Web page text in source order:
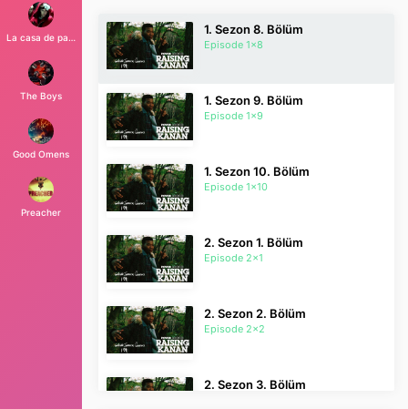
La casa de papel
The Boys
Good Omens
Preacher
1. Sezon 8. Bölüm
Episode 1x8
1. Sezon 9. Bölüm
Episode 1x9
1. Sezon 10. Bölüm
Episode 1x10
2. Sezon 1. Bölüm
Episode 2x1
2. Sezon 2. Bölüm
Episode 2x2
2. Sezon 3. Bölüm